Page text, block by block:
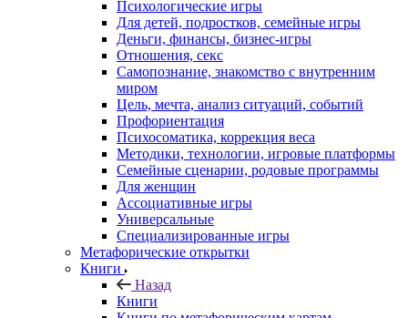
Психологические игры
Для детей, подростков, семейные игры
Деньги, финансы, бизнес-игры
Отношения, секс
Самопознание, знакомство с внутренним
миром
Цель, мечта, анализ ситуаций, событий
Профориентация
Психосоматика, коррекция веса
Методики, технологии, игровые платформы
Семейные сценарии, родовые программы
Для женщин
Ассоциативные игры
Универсальные
Специализированные игры
Метафорические открытки
Книги
Назад
Книги